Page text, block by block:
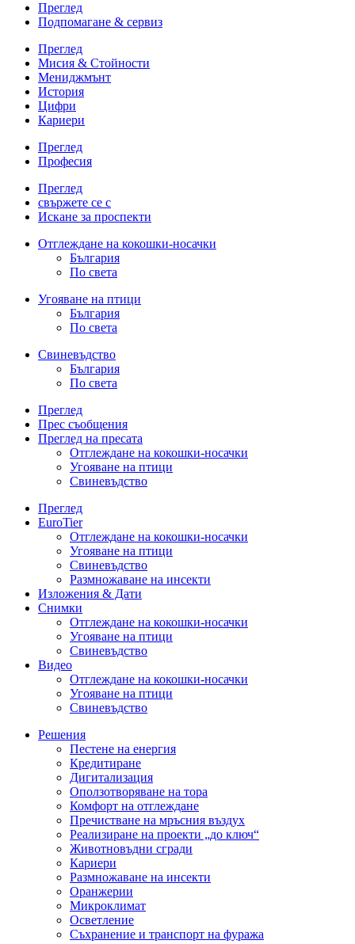
Преглед
Подпомагане & сервиз
Преглед
Мисия & Стойности
Мениджмънт
История
Цифри
Кариери
Преглед
Професия
Преглед
свържете се с
Искане за проспекти
Отглеждане на кокошки-носачки
България
По света
Угояване на птици
България
По света
Свиневъдство
България
По света
Преглед
Прес съобщения
Преглед на пресата
Отглеждане на кокошки-носачки
Угояване на птици
Свиневъдство
Преглед
EuroTier
Отглеждане на кокошки-носачки
Угояване на птици
Свиневъдство
Размножаване на инсекти
Изложения & Дати
Снимки
Отглеждане на кокошки-носачки
Угояване на птици
Свиневъдство
Видео
Отглеждане на кокошки-носачки
Угояване на птици
Свиневъдство
Решения
Пестене на енергия
Кредитиране
Дигитализация
Оползотворяване на тора
Комфорт на отглеждане
Пречистване на мръсния въздух
Реализиране на проекти „до ключ“
Животновъдни сгради
Кариери
Размножаване на инсекти
Оранжерии
Микроклимат
Осветление
Съхранение и транспорт на фуража